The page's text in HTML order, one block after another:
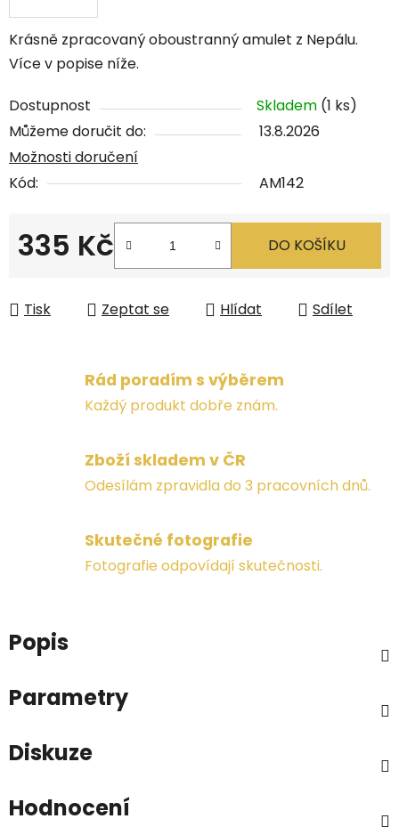
Krásně zpracovaný oboustranný amulet z Nepálu.
Více v popise níže.
Dostupnost Skladem (1 ks)
Můžeme doručit do:
13.8.2026
Možnosti doručení
Kód:
AM142
335 Kč DO KOŠÍKU
Tisk Zeptat se Hlídat Sdílet
Rád poradím s výběrem
Každý produkt dobře znám.
Zboží skladem v ČR
Odesílám zpravidla do 3 pracovních dnů.
Skutečné fotografie
Fotografie odpovídají skutečnosti.
Popis
Parametry
Diskuze
Hodnocení